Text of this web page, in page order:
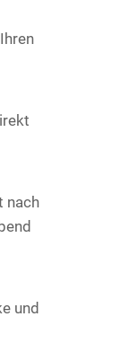
nach
und